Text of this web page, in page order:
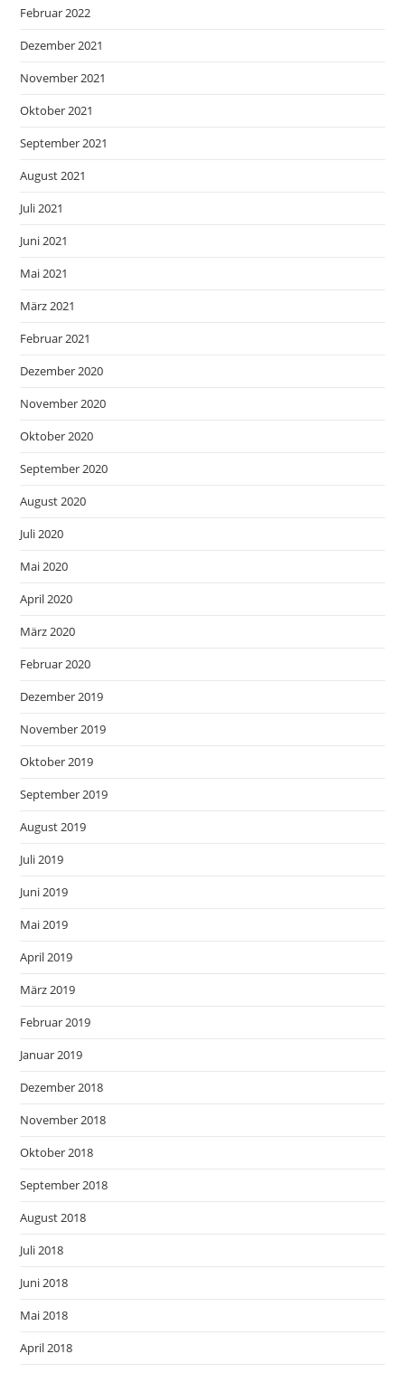
Februar 2022
Dezember 2021
November 2021
Oktober 2021
September 2021
August 2021
Juli 2021
Juni 2021
Mai 2021
März 2021
Februar 2021
Dezember 2020
November 2020
Oktober 2020
September 2020
August 2020
Juli 2020
Mai 2020
April 2020
März 2020
Februar 2020
Dezember 2019
November 2019
Oktober 2019
September 2019
August 2019
Juli 2019
Juni 2019
Mai 2019
April 2019
März 2019
Februar 2019
Januar 2019
Dezember 2018
November 2018
Oktober 2018
September 2018
August 2018
Juli 2018
Juni 2018
Mai 2018
April 2018